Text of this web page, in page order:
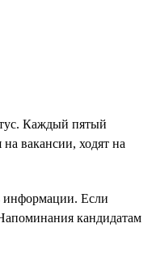
Каждый пятый
вакансии, ходят на
информации. Если
кандидатам